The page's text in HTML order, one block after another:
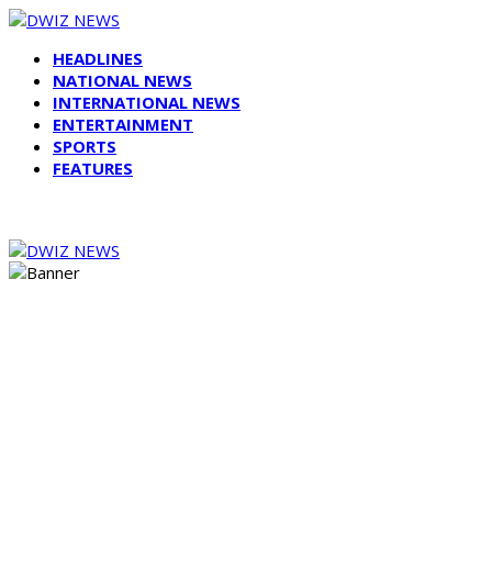
HEADLINES
NATIONAL NEWS
INTERNATIONAL NEWS
ENTERTAINMENT
SPORTS
FEATURES